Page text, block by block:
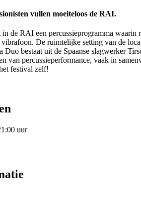
vullen moeiteloos de RAI.
de RAI een percussieprogramma
De ruimtelijke setting van de
Duo bestaat uit de Spaanse slagwerker
van percussieperformance, vaak in
festival zelf!
uur